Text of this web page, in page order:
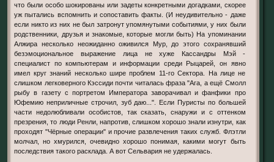
что были особо шокированы или задеты конкретными догадками, скорее
уж пытались вспомнить и сопоставить факты. (И неудивительно - даже
если никто из них не был затронут упомянутыми событиями, у них были
родственники, друзья и знакомые, которые могли быть) На упоминании
Алжира несколько неожиданно оживился Мур, до этого сохранявший
безэмоциональное выражение лица не хуже Кассандры Мэй -
специалист по компьютерам и информации среди Рыцарей, он явно
имел круг знаний несколько шире проблем 11-го Сектора. На лице не
слишком легковерного Кэссиди почти читалась фраза "Ага, а ещё Смолл
рыбу в газету с портретом Императора заворачивал и фанфики про
Юфемию неприличные строчил, зуб даю...". Если Пуристы по большей
части недолюбливали особистов, так сказать, снаружи и с оттенком
презрения, то люди Ренли, напротив, слишком хорошо знали изнутри, как
проходят "Чёрные операции" и прочие развлечения таких служб. Флэтли
молчал, но хмурился, очевидно хорошо понимая, какими могут быть
последствия такого расклада. А вот Сельвария не удержалась.